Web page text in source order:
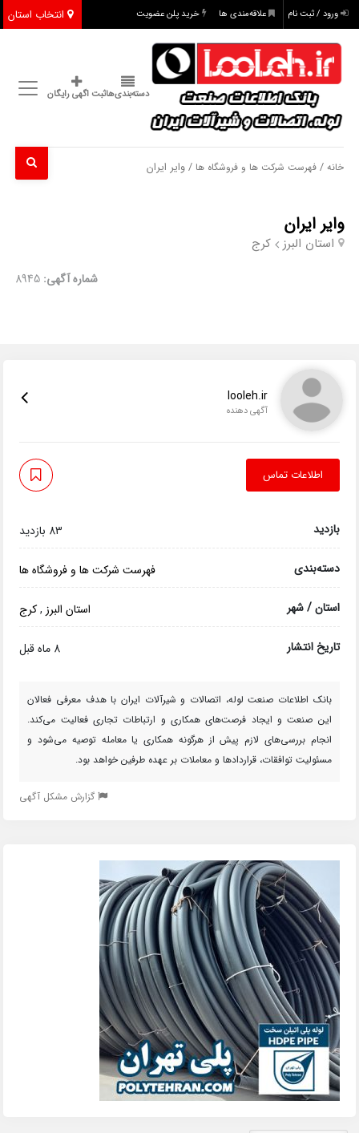
انتخاب استان ورود / ثبت نام علاقه‌مندی ها خرید پلن عضویت
دسته‌بندی‌هاثبت اگهی رایگان
خانه /فهرست شرکت ها و فروشگاه ها / وایر ایران
وایر ایران
استان البرز کرج
شماره آگهی: 8945
looleh.ir
آگهی دهنده
اطلاعات تماس
بازدید 83 بازدید
دسته‌بندی فهرست شرکت ها و فروشگاه ها
استان / شهر استان البرز ,کرج
تاریخ انتشار 8 ماه قبل
بانک اطلاعات صنعت لوله، اتصالات و شیرآلات ایران با هدف معرفی فعالان
این صنعت و ایجاد فرصت‌های همکاری و ارتباطات تجاری فعالیت می‌کند.
انجام بررسی‌های لازم پیش از هرگونه همکاری یا معامله توصیه می‌شود و
مسئولیت توافقات، قراردادها و معاملات بر عهده طرفین خواهد بود.
گزارش مشکل آگهی